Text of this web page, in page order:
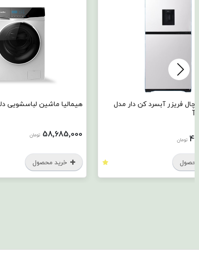
مدل هیمالیا ماشین لباسشویی دلتا 0816
خرید محصول